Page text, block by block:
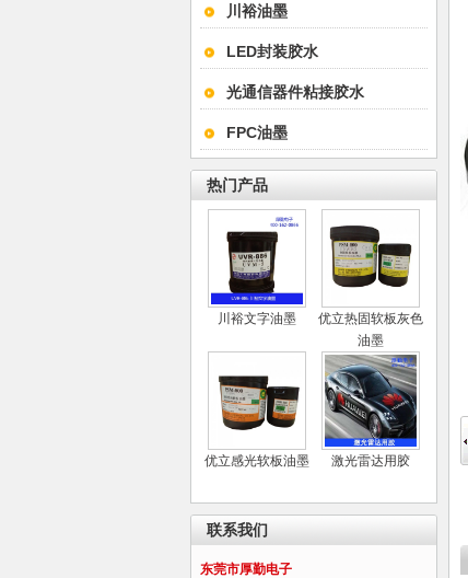
川裕油墨
LED封装胶水
光通信器件粘接胶水
FPC油墨
热门产品
川裕文字油墨
优立热固软板灰色
油墨
优立感光软板油墨 激光雷达用胶
联系我们
东莞市厚勤电子